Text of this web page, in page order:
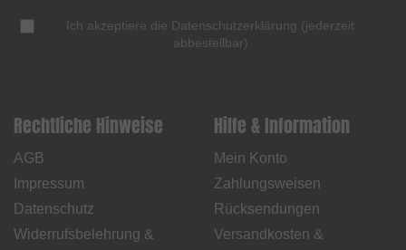
Ich akzeptiere die Datenschutzerklärung (jederzeit
abbestellbar)
Rechtliche Hinweise
AGB
Impressum
Datenschutz
Widerrufsbelehrung &
Hilfe & Information
Mein Konto
Zahlungsweisen
Rücksendungen
Versandkosten &